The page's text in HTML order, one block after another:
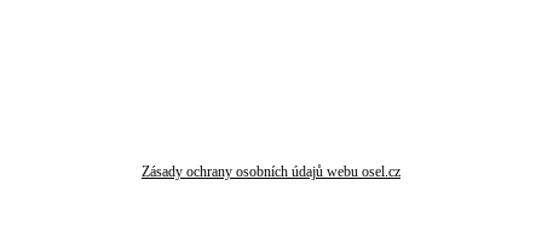
Zásady ochrany osobních údajů webu osel.cz